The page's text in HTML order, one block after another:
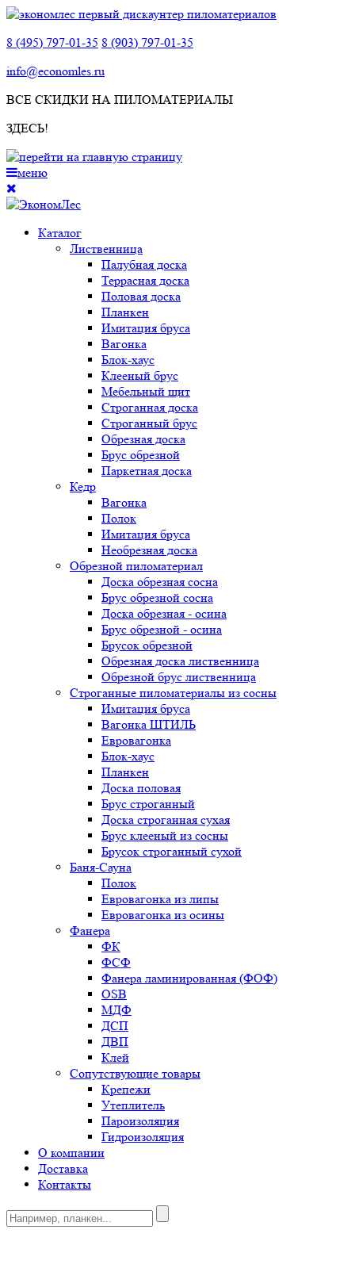
8 (495) 797-01-35 8 (903) 797-01-35
info@economles.ru
ВСЕ СКИДКИ НА ПИЛОМАТЕРИАЛЫ
ЗДЕСЬ!
меню
Каталог
Лиственница
Палубная доска
Террасная доска
Половая доска
Планкен
Имитация бруса
Вагонка
Блок-хаус
Клееный брус
Мебельный щит
Строганная доска
Строганный брус
Обрезная доска
Брус обрезной
Паркетная доска
Кедр
Вагонка
Полок
Имитация бруса
Необрезная доска
Обрезной пиломатериал
Доска обрезная сосна
Брус обрезной сосна
Доска обрезная - осина
Брус обрезной - осина
Брусок обрезной
Обрезная доска лиственница
Обрезной брус лиственница
Строганные пиломатериалы из сосны
Имитация бруса
Вагонка ШТИЛЬ
Евровагонка
Блок-хаус
Планкен
Доска половая
Брус строганный
Доска строганная сухая
Брус клееный из сосны
Брусок строганный сухой
Баня-Сауна
Полок
Евровагонка из липы
Евровагонка из осины
Фанера
ФК
ФСФ
Фанера ламинированная (ФОФ)
OSB
МДФ
ДСП
ДВП
Клей
Сопутствующие товары
Крепежи
Утеплитель
Пароизоляция
Гидроизоляция
О компании
Доставка
Контакты